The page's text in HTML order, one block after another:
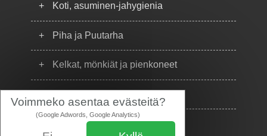
Voimmeko asentaa evästeitä?
(Google Adwords, Google Analytics)
+ Koti, asuminen-jahygienia
+ Piha ja Puutarha
+ Kelkat, mönkiät ja pienkoneet